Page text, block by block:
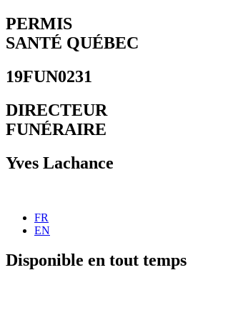
Aller
au
contenu
PERMIS
SANTÉ QUÉBEC
19FUN0231
DIRECTEUR
FUNÉRAIRE
Yves Lachance
FR
EN
Disponible en tout temps